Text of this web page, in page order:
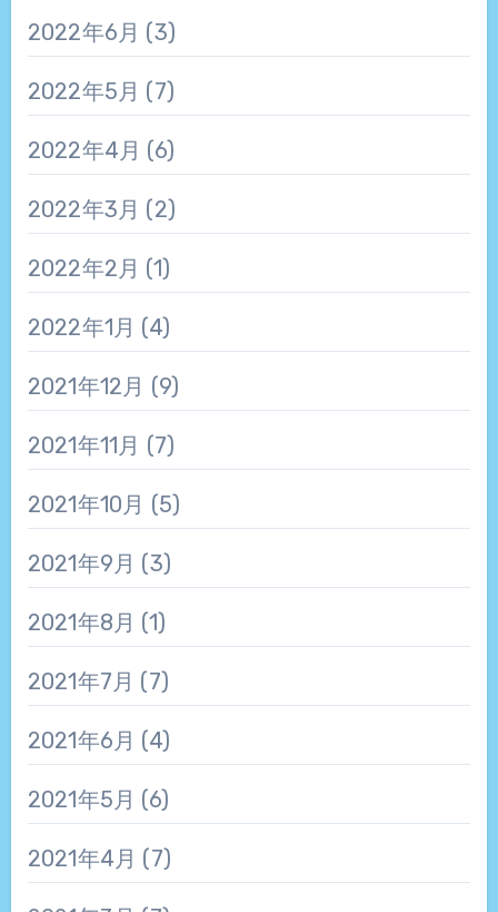
2022年6月 (3)
2022年5月 (7)
2022年4月 (6)
2022年3月 (2)
2022年2月 (1)
2022年1月 (4)
2021年12月 (9)
2021年11月 (7)
2021年10月 (5)
2021年9月 (3)
2021年8月 (1)
2021年7月 (7)
2021年6月 (4)
2021年5月 (6)
2021年4月 (7)